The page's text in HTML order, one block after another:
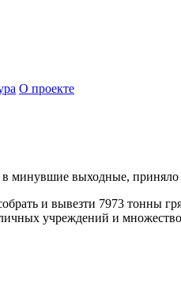
О проекте
выходные, приняло
и вывезти 7973 тонны
учреждений и